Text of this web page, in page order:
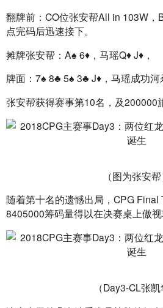
翻牌前：CO位张安帮All in 103W，
点完码后迅速接下。
摊牌张安帮：A♠ 6♦，马瑶Q♦ J♦，
牌面：7♠ 8♣ 5♠ 3♣ J♦，马瑶成功河
张安帮获得赛事第10名，及200000
（图为张安帮
随着第十名的遗憾出局，CPG Final
8405000筹码量得以在决赛桌上傲视
（Day3-CL张凯